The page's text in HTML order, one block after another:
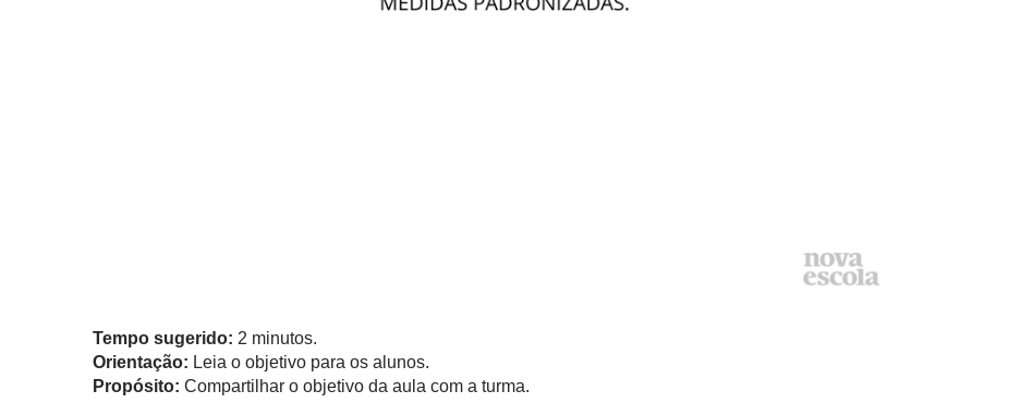
Tempo sugerido: 2 minutos.
Orientação: Leia o objetivo para os alunos.
Propósito: Compartilhar o objetivo da aula com a turma.